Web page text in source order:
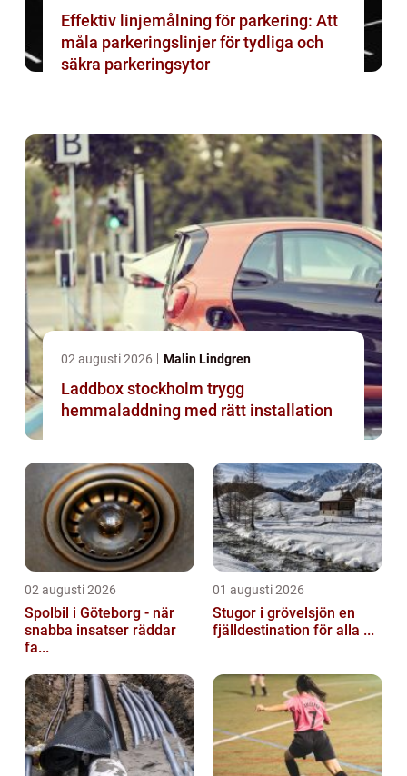
Effektiv linjemålning för parkering: Att
måla parkeringslinjer för tydliga och
säkra parkeringsytor
02 augusti 2026 Malin Lindgren
Laddbox stockholm trygg
hemmaladdning med rätt installation
02 augusti 2026
Spolbil i Göteborg - när
snabba insatser räddar
fa...
01 augusti 2026
Stugor i grövelsjön en
fjälldestination för alla ...